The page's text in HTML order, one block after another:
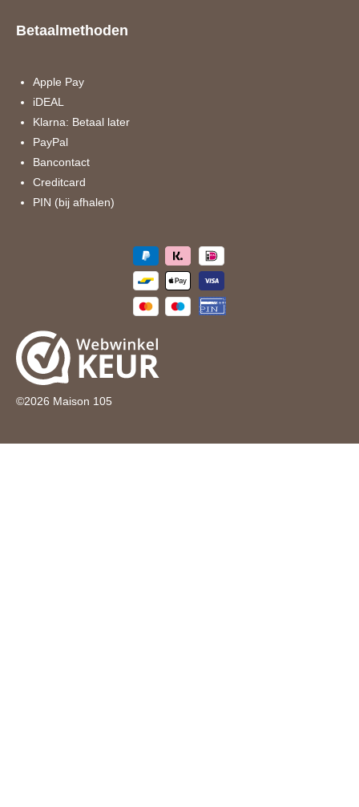
Betaalmethoden
Apple Pay
iDEAL
Klarna: Betaal later
PayPal
Bancontact
Creditcard
PIN (bij afhalen)
©2026 Maison 105